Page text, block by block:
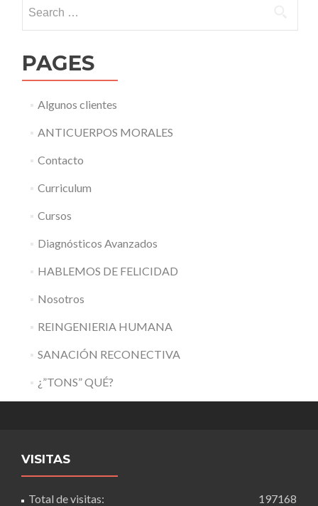
PAGES
Algunos clientes
ANTICUERPOS MORALES
Contacto
Curriculum
Cursos
Diagnósticos Avanzados
HABLEMOS DE FELICIDAD
Nosotros
REINGENIERIA HUMANA
SANACIÓN RECONECTIVA
¿”TONS” QUÉ?
VISITAS
197168
Total de visitas: